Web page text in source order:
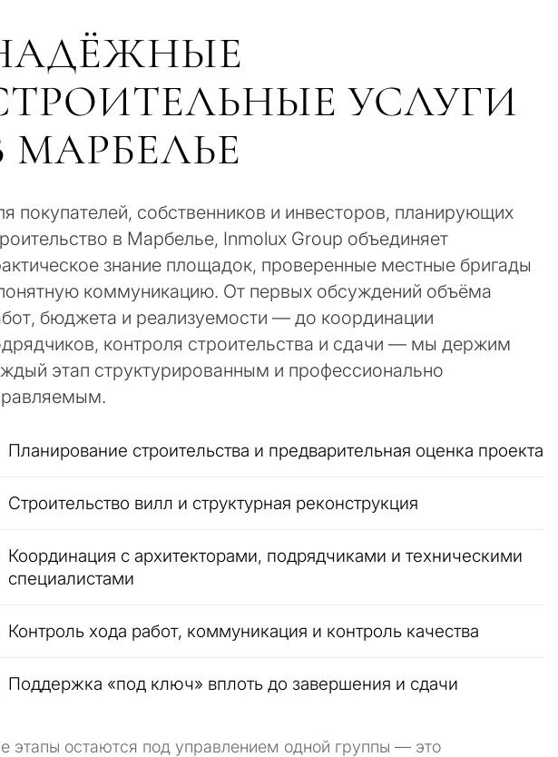
УСЛУГИ
МАРБЕЛЬЕ
покупателей, собственников и инвесторов, планирующих
в Марбелье, Inmolux Group объединяет
знание площадок, проверенные местные бригады
коммуникацию. От первых обсуждений объёма
бюджета и реализуемости — до координации
контроля строительства и сдачи — мы держим
этап структурированным и профессионально
Планирование строительства и предварительная оценка проекта
Строительство вилл и структурная реконструкция
Координация с архитекторами, подрядчиками и техническими
специалистами
Контроль хода работ, коммуникация и контроль качества
Поддержка «под ключ» вплоть до завершения и сдачи
этапы остаются под управлением одной группы — это
какой целью вы
недвижимость в
Первая или вторая резиденция для себя
Переезд и постоянное проживание
Инвестиционный девелопмент
Продажа моей недвижимости
← Назад
ЗАПРОСИТЬ КОНСУЛЬТАЦИЮ